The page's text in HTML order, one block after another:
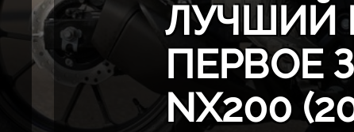
ЛУЧШИЙ
ПЕРВОЕ
NX200